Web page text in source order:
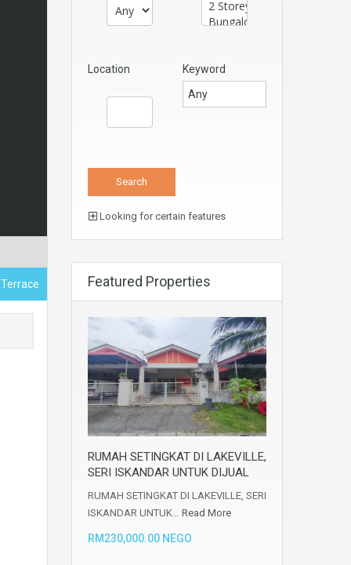
Location Keyword
Looking for certain features
Featured Properties
RUMAH SETINGKAT DI LAKEVILLE,
SERI ISKANDAR UNTUK DIJUAL
RUMAH SETINGKAT DI LAKEVILLE, SERI
ISKANDAR UNTUK… Read More
RM230,000.00 NEGO